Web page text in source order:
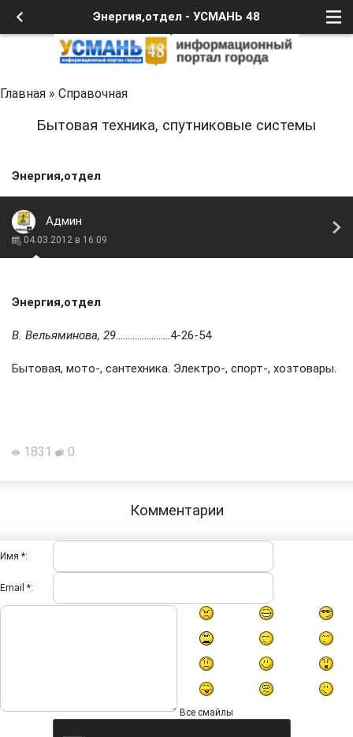
Энергия,отдел - УСМАНЬ 48
Главная » Справочная
Бытовая техника, спутниковые системы
Энергия,отдел
Админ
04.03.2012 в 16:09
Энергия,отдел
В. Вельяминова, 29.......................4-26-54
Бытовая, мото-, сантехника. Электро-, спорт-, хозтовары.
1831 0
Комментарии
Имя *:
Email *:
Все смайлы